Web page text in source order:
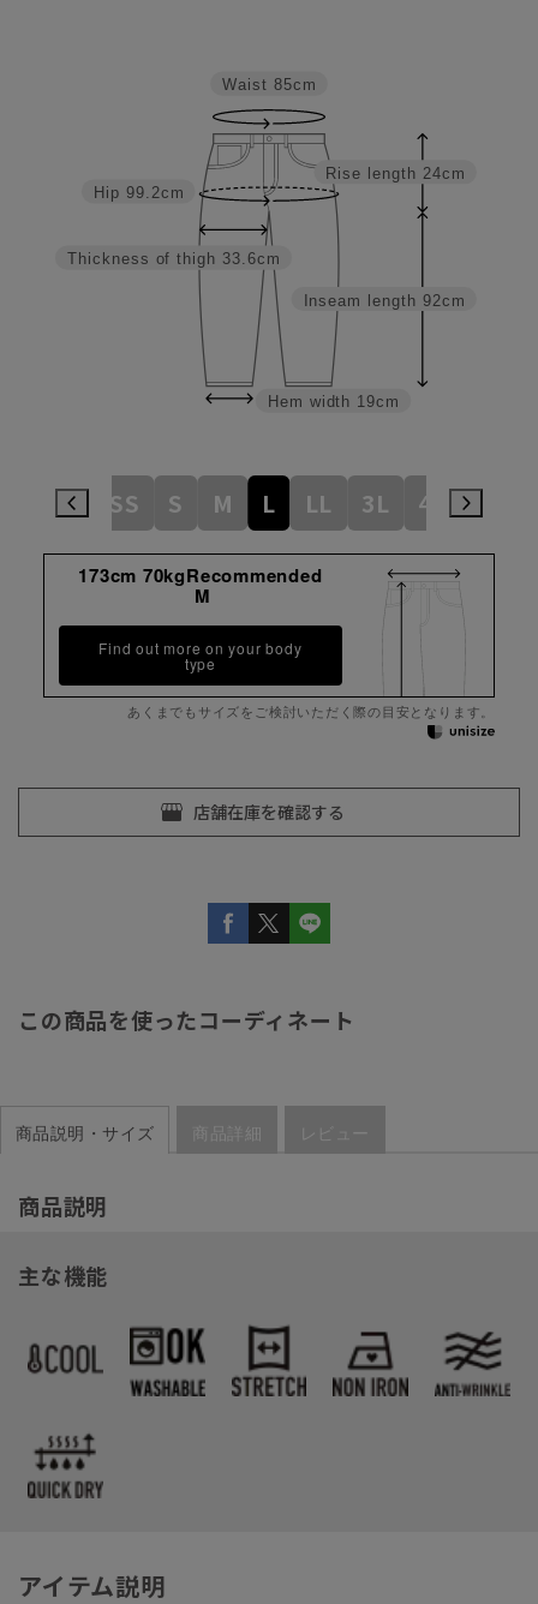
Inseam length 92cm
Rise length 24cm
Hem width 19cm
Thickness of thigh 33.6cm
Hip 99.2cm
Waist 85cm
3S SS S M L LL 3L 4L
173cm 70kgRecommended
M
Find out more on your body
type
あくまでもサイズをご検討いただく際の目安となります。
この商品を使ったコーディネート
商品説明・サイズ 商品詳細 レビュー
商品説明
主な機能
アイテム説明